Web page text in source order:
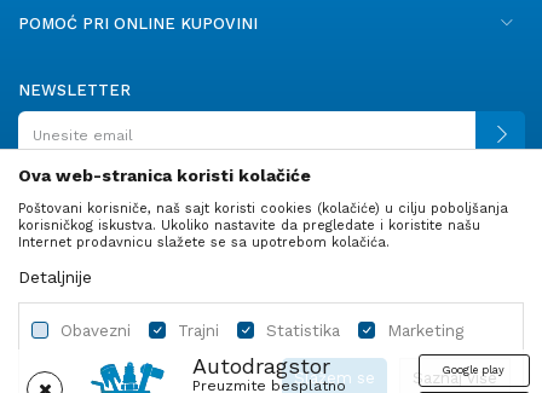
Autodragstor
Preuzmite besplatno
Google play
POMOĆ PRI ONLINE KUPOVINI
NEWSLETTER
PRATITE NAS
Ova web-stranica koristi kolačiće
Poštovani korisniče, naš sajt koristi cookies (kolačiće) u cilju poboljšanja
korisničkog iskustva. Ukoliko nastavite da pregledate i koristite našu
Internet prodavnicu slažete se sa upotrebom kolačića.
Detaljnije
Obavezni Trajni Statistika Marketing
Saznaj više
Slažem se